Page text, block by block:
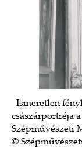
Ismeretlen
császárportréja
Szépművészeti
©